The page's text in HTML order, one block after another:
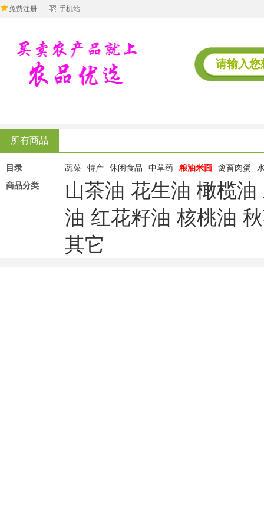
免费注册 手机站
所有商品
目录 蔬菜 特产 休闲食品 中草药 粮油米面 禽畜肉蛋
商品分类
山茶油 花生油 橄榄油
油 红花籽油 核桃油
其它